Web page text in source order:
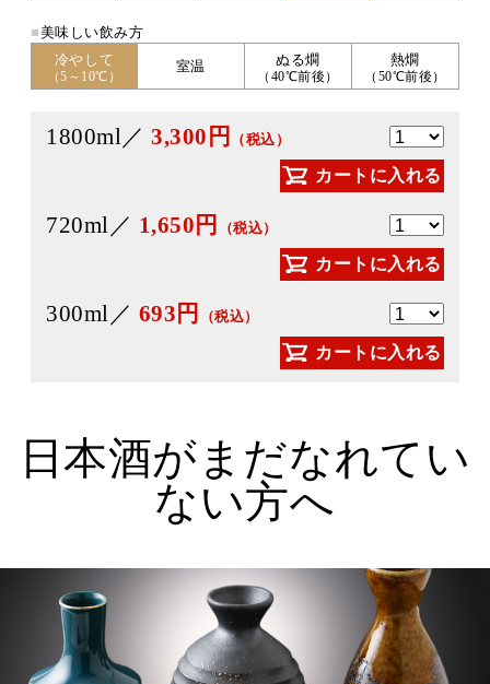
■美味しい飲み方
冷やして
（5～10℃）
室温 ぬる燗
（40℃前後）
熱燗
（50℃前後）
1800ml／3,300円 （税込）
カートに入れる
720ml／ 1,650円 （税込）
カートに入れる
300ml／ 693円 （税込）
カートに入れる
日本酒がまだなれてい
ない方へ